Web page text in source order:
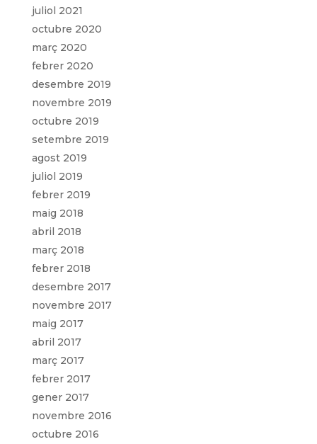
juliol 2021
octubre 2020
març 2020
febrer 2020
desembre 2019
novembre 2019
octubre 2019
setembre 2019
agost 2019
juliol 2019
febrer 2019
maig 2018
abril 2018
març 2018
febrer 2018
desembre 2017
novembre 2017
maig 2017
abril 2017
març 2017
febrer 2017
gener 2017
novembre 2016
octubre 2016